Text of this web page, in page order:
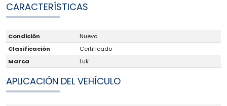
CARACTERÍSTICAS
Condición
Nuevo
Clasificación
Certificado
Marca
Luk
APLICACIÓN DEL VEHÍCULO